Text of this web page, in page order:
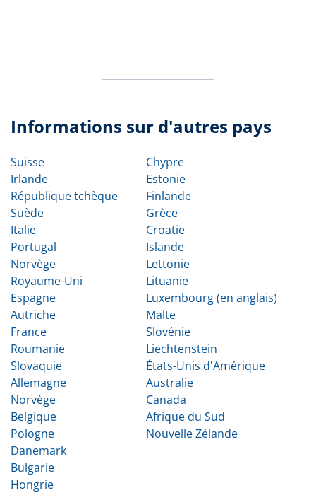
Informations sur d'autres pays
Suisse
Irlande
République tchèque
Suède
Italie
Portugal
Norvège
Royaume-Uni
Espagne
Autriche
France
Roumanie
Slovaquie
Allemagne
Norvège
Belgique
Pologne
Danemark
Bulgarie
Hongrie
Chypre
Estonie
Finlande
Grèce
Croatie
Islande
Lettonie
Lituanie
Luxembourg (en anglais)
Malte
Slovénie
Liechtenstein
États-Unis d'Amérique
Australie
Canada
Afrique du Sud
Nouvelle Zélande